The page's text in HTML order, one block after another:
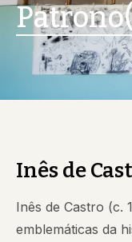
Inês de
Inês de Castro (c.
emblemáticas da